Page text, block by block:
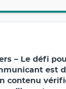
news peuvent
leur réputation et